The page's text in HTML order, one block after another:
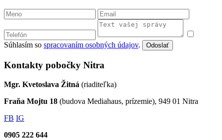
Súhlasím so spracovaním osobných údajov. Odoslať
Kontakty pobočky Nitra
Mgr. Kvetoslava Žitná (riaditeľka)
Fraňa Mojtu 18 (budova Mediahaus, prízemie), 949 01 Nitra
FB IG
0905 222 644